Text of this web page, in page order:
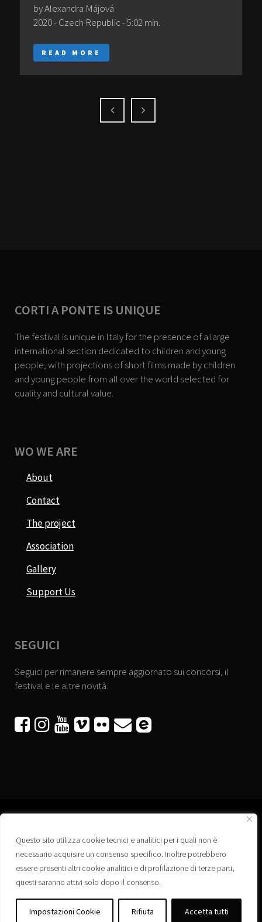
Questo sito utilizza cookie tecnici e analitici per i quali non è
necessario acquisire un consenso specifico. Inoltre potrebbero
essere presenti altri cookie analitici e di profilazione di terze parti,
questi saranno attivi solo dopo il consenso.
Impostazioni Cookie Rifiuta Accetta tutti
by Alexandra Májová
2020 - Czech Republic - 5:02 min.
READ MORE
CORTI A PONTE IS UNIQUE
The festival is unique in Italy for the presence of a large
international section dedicated to children and young
people, with projections of short films made by children
and young people from all over the world selected for
quality and cultural value.
WO WE ARE
About
Contact
The project
Association
Gallery
Support Us
SEGUICI
Seguici per rimanere sempre aggiornato sui concorsi, il
festival e le altre novità.
     
Associazione “Corti a Ponte” APS
Via Wagner, 42 - 35020 Ponte San Nicolò (PD)
C.F. 92223660280
Privacy policy
Registro delle Associazioni di Promozione Sociale – Regione Veneto –
Iscrizione n. PS/PD0364